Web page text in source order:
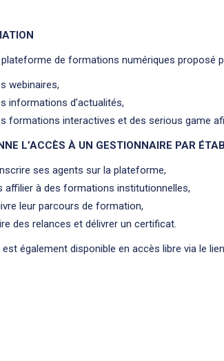
plateforme de formations numériques proposé
webinaires,
informations d’actualités,
formations interactives et des serious game
L’ACCÈS À UN GESTIONNAIRE PAR
ses agents sur la plateforme,
affilier à des formations institutionnelles,
leur parcours de formation,
des relances et délivrer un certificat.
est également disponible en accès libre via le